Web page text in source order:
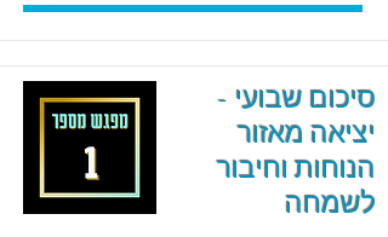
סיכום שבועי -
יציאה מאזור
הנוחות וחיבור
לשמחה